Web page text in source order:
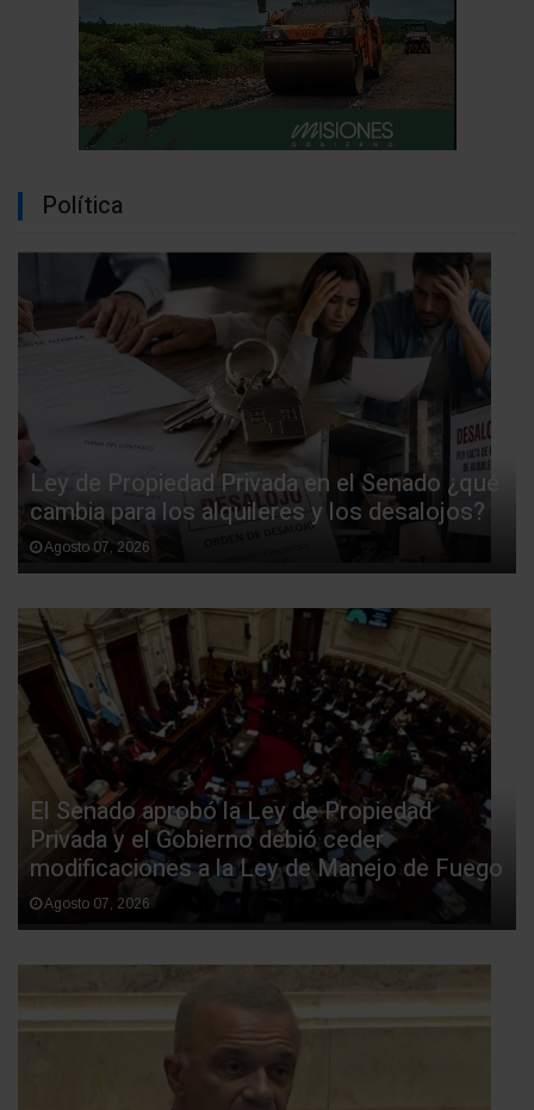
Política
Ley de Propiedad Privada en el Senado ¿qué
cambia para los alquileres y los desalojos?
Agosto 07, 2026
El Senado aprobó la Ley de Propiedad
Privada y el Gobierno debió ceder
modificaciones a la Ley de Manejo de Fuego
Agosto 07, 2026